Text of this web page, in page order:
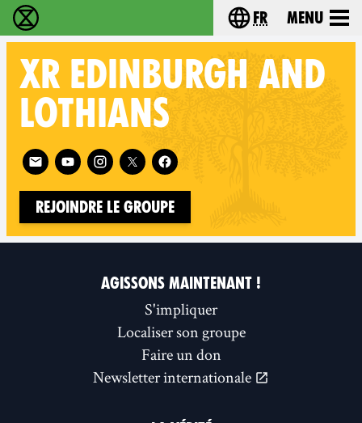
Extinction Rebellion - Home Choisissez votre
fr Menu
XR EDINBURGH AND
LOTHIANS
Follow XR Edinburgh and Lothians on
Rejoindre le groupe
AGISSONS MAINTENANT !
S'impliquer
Localiser son groupe
Faire un don
Newsletter internationale